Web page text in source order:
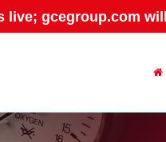
live; gcegroup.com